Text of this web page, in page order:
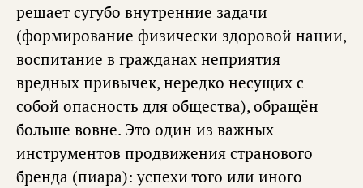
решает сугубо внутренние задачи
(формирование физически здоровой нации,
воспитание в гражданах неприятия
вредных привычек, нередко несущих с
собой опасность для общества), обращён
больше вовне. Это один из важных
инструментов продвижения странового
бренда (пиара): успехи того или иного